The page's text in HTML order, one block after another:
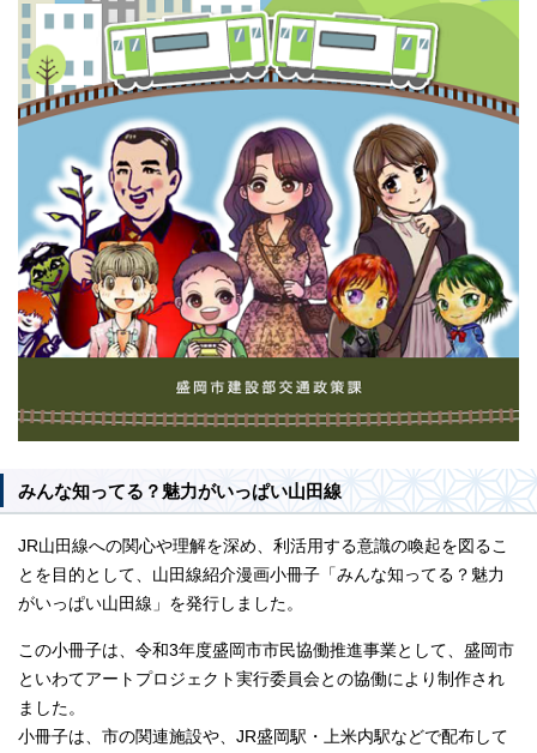
みんな知ってる？魅力がいっぱい山田線
JR山田線への関心や理解を深め、利活用する意識の喚起を図るこ
とを目的として、山田線紹介漫画小冊子「みんな知ってる？魅力
がいっぱい山田線」を発行しました。
この小冊子は、令和3年度盛岡市市民協働推進事業として、盛岡市
といわてアートプロジェクト実行委員会との協働により制作され
ました。
小冊子は、市の関連施設や、JR盛岡駅・上米内駅などで配布して